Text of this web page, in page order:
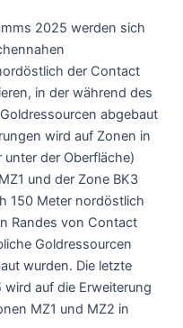
2025 werden sich
der Contact
in der während des
abgebaut
wird auf Zonen in
der Oberfläche)
und der Zone BK3
150 Meter nordöstlich
Randes von Contact
Goldressourcen
wurden. Die letzte
auf die Erweiterung
MZ1 und MZ2 in